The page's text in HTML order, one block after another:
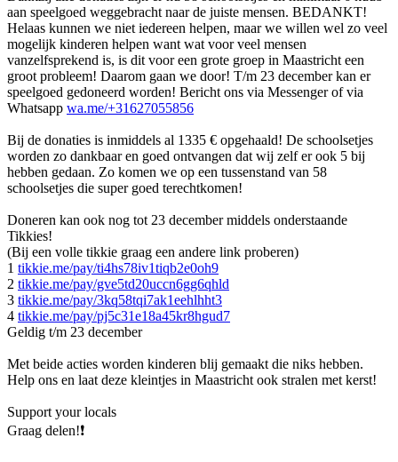
aan speelgoed weggebracht naar de juiste mensen. BEDANKT!
Helaas kunnen we niet iedereen helpen, maar we willen wel zo veel
mogelijk kinderen helpen want wat voor veel mensen
vanzelfsprekend is, is dit voor een grote groep in Maastricht een
groot probleem! Daarom gaan we door! T/m 23 december kan er
speelgoed gedoneerd worden! Bericht ons via Messenger of via
Whatsapp wa.me/+31627055856
Bij de donaties is inmiddels al 1335 € opgehaald! De schoolsetjes
worden zo dankbaar en goed ontvangen dat wij zelf er ook 5 bij
hebben gedaan. Zo komen we op een tussenstand van 58
schoolsetjes die super goed terechtkomen!
Doneren kan ook nog tot 23 december middels onderstaande
Tikkies!
(Bij een volle tikkie graag een andere link proberen)
1 tikkie.me/pay/ti4hs78iv1tiqb2e0oh9
2 tikkie.me/pay/gve5td20uccn6gg6qhld
3 tikkie.me/pay/3kq58tqi7ak1eehlhht3
4 tikkie.me/pay/pj5c31e18a45kr8hgud7
Geldig t/m 23 december
Met beide acties worden kinderen blij gemaakt die niks hebben.
Help ons en laat deze kleintjes in Maastricht ook stralen met kerst!
Support your locals
Graag delen!❗